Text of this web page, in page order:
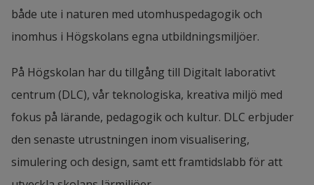
både ute i naturen med utomhuspedagogik och
inomhus i Högskolans egna utbildningsmiljöer.
På Högskolan har du tillgång till Digitalt laborativt
centrum (DLC), vår teknologiska, kreativa miljö med
fokus på lärande, pedagogik och kultur. DLC erbjuder
den senaste utrustningen inom visualisering,
simulering och design, samt ett framtidslabb för att